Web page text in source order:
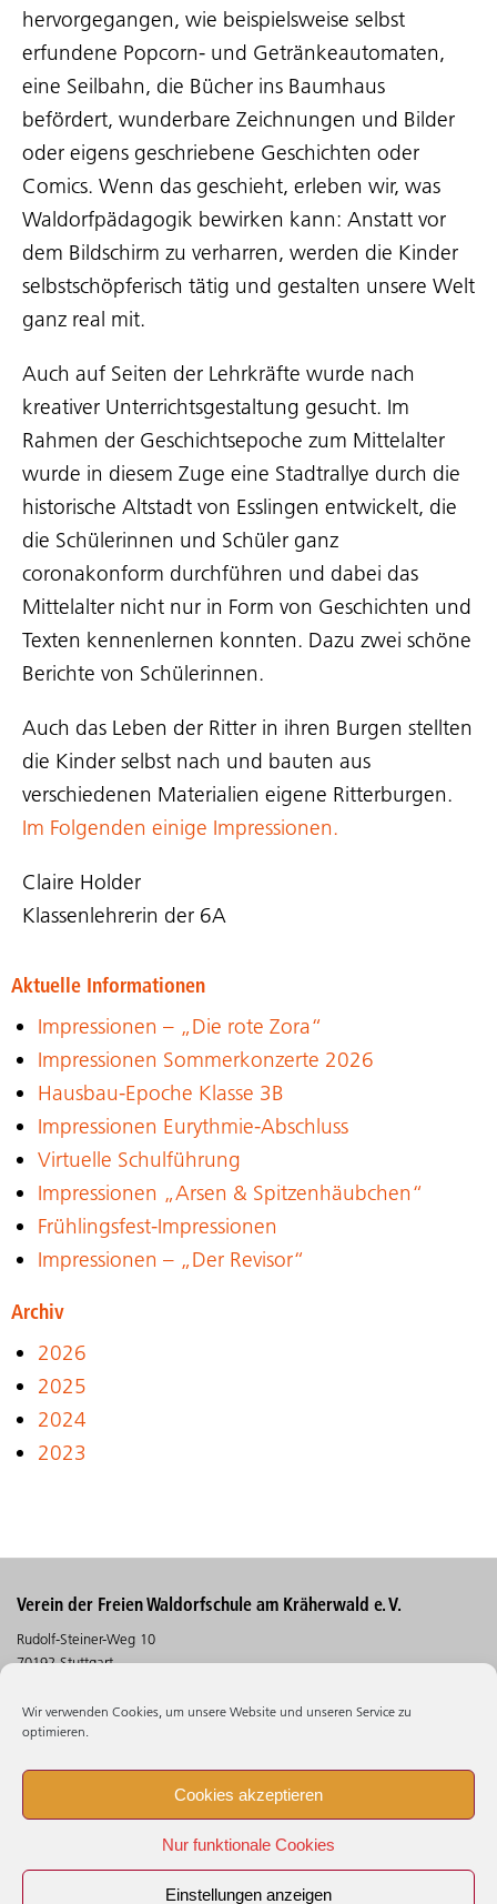
Wir verwenden Cookies, um unsere Website und unseren Service zu
optimieren.
Cookies akzeptieren
Nur funktionale Cookies
Einstellungen anzeigen
hervorgegangen, wie beispielsweise selbst
erfundene Popcorn- und Getränkeautomaten,
eine Seilbahn, die Bücher ins Baumhaus
befördert, wunderbare Zeichnungen und Bilder
oder eigens geschriebene Geschichten oder
Comics. Wenn das geschieht, erleben wir, was
Waldorfpädagogik bewirken kann: Anstatt vor
dem Bildschirm zu verharren, werden die Kinder
selbstschöpferisch tätig und gestalten unsere Welt
ganz real mit.
Auch auf Seiten der Lehrkräfte wurde nach
kreativer Unterrichtsgestaltung gesucht. Im
Rahmen der Geschichtsepoche zum Mittelalter
wurde in diesem Zuge eine Stadtrallye durch die
historische Altstadt von Esslingen entwickelt, die
die Schülerinnen und Schüler ganz
coronakonform durchführen und dabei das
Mittelalter nicht nur in Form von Geschichten und
Texten kennenlernen konnten. Dazu zwei schöne
Berichte von Schülerinnen.
Auch das Leben der Ritter in ihren Burgen stellten
die Kinder selbst nach und bauten aus
verschiedenen Materialien eigene Ritterburgen.
Im Folgenden einige Impressionen.
Claire Holder
Klassenlehrerin der 6A
Aktuelle Informationen
Impressionen – „Die rote Zora“
Impressionen Sommerkonzerte 2026
Hausbau-Epoche Klasse 3B
Impressionen Eurythmie-Abschluss
Virtuelle Schulführung
Impressionen „Arsen & Spitzenhäubchen“
Frühlingsfest-Impressionen
Impressionen – „Der Revisor“
Archiv
2026
2025
2024
2023
Verein der Freien Waldorfschule am Kräherwald e. V.
Rudolf-Steiner-Weg 10
70192 Stuttgart
Telefon (0711) 30 5 30 - 530
Telefax (0711) 30 5 30 - 106
Datenschutz